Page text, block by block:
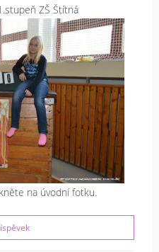
ZŠ Štítná
na úvodní fotku.